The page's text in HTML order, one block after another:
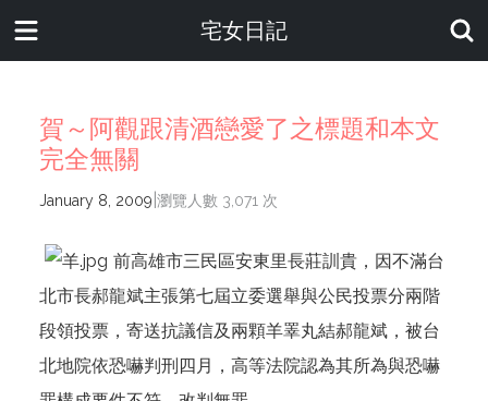
宅女日記
賀～阿觀跟清酒戀愛了之標題和本文
完全無關
January 8, 2009 瀏覽人數 3,071 次
前高雄市三民區安東里長莊訓貴，因不滿台
北市長郝龍斌主張第七屆立委選舉與公民投票分兩階
段領投票，寄送抗議信及兩顆羊睪丸結郝龍斌，被台
北地院依恐嚇判刑四月，高等法院認為其所為與恐嚇